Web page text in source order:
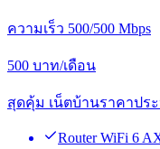
ความเร็ว 500/500 Mbps
500 บาท/เดือน
สุดคุ้ม เน็ตบ้านราคาปร
Router WiFi 6